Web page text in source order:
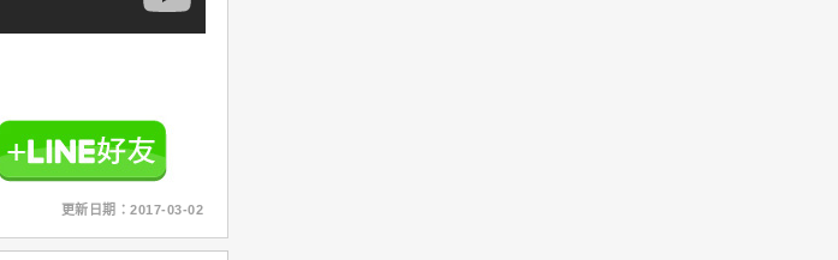
更新日期：2017-03-02